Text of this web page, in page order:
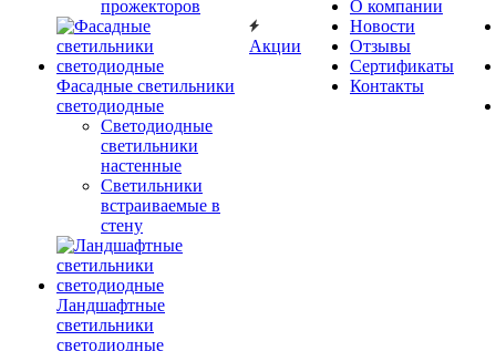
прожекторов
Фасадные светильники
светодиодные
Светодиодные
светильники
настенные
Светильники
встраиваемые в
стену
Ландшафтные
светильники
светодиодные
Акции
О компании
Новости
Отзывы
Сертификаты
Контакты